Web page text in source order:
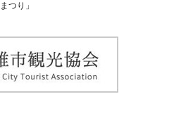
つり」